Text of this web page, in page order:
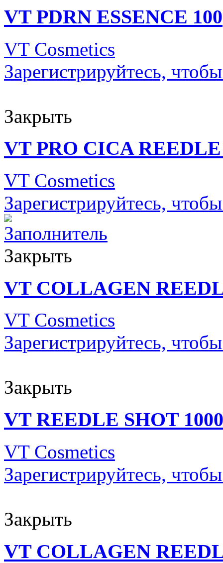
VT PDRN ESSENCE 100
VT Cosmetics
Зарегистрируйтесь,
Закрыть
VT PRO CICA REEDLE
VT Cosmetics
Зарегистрируйтесь,
Закрыть
VT COLLAGEN
VT Cosmetics
Зарегистрируйтесь,
Закрыть
VT REEDLE SHOT 1000
VT Cosmetics
Зарегистрируйтесь,
Закрыть
VT COLLAGEN